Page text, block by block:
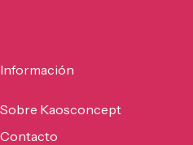
Información
Sobre Kaosconcept
Contacto